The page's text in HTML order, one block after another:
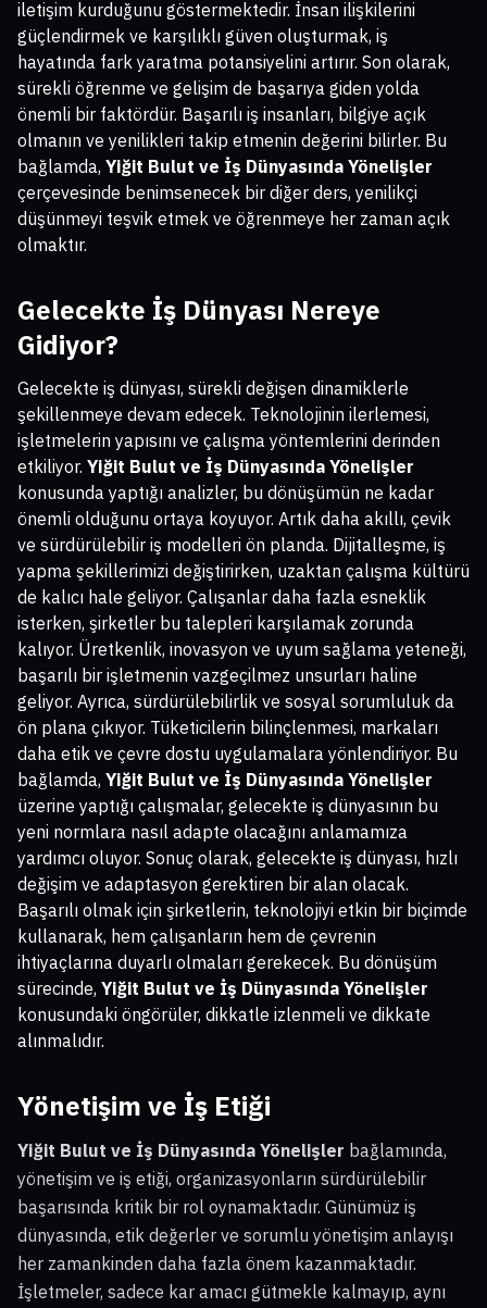
iletişim kurduğunu göstermektedir. İnsan ilişkilerini
güçlendirmek ve karşılıklı güven oluşturmak, iş
hayatında fark yaratma potansiyelini artırır. Son olarak,
sürekli öğrenme ve gelişim de başarıya giden yolda
önemli bir faktördür. Başarılı iş insanları, bilgiye açık
olmanın ve yenilikleri takip etmenin değerini bilirler. Bu
bağlamda, Yiğit Bulut ve İş Dünyasında Yönelişler
çerçevesinde benimsenecek bir diğer ders, yenilikçi
düşünmeyi teşvik etmek ve öğrenmeye her zaman açık
olmaktır.
Gelecekte İş Dünyası Nereye
Gidiyor?
Gelecekte iş dünyası, sürekli değişen dinamiklerle
şekillenmeye devam edecek. Teknolojinin ilerlemesi,
işletmelerin yapısını ve çalışma yöntemlerini derinden
etkiliyor. Yiğit Bulut ve İş Dünyasında Yönelişler
konusunda yaptığı analizler, bu dönüşümün ne kadar
önemli olduğunu ortaya koyuyor. Artık daha akıllı, çevik
ve sürdürülebilir iş modelleri ön planda. Dijitalleşme, iş
yapma şekillerimizi değiştirirken, uzaktan çalışma kültürü
de kalıcı hale geliyor. Çalışanlar daha fazla esneklik
isterken, şirketler bu talepleri karşılamak zorunda
kalıyor. Üretkenlik, inovasyon ve uyum sağlama yeteneği,
başarılı bir işletmenin vazgeçilmez unsurları haline
geliyor. Ayrıca, sürdürülebilirlik ve sosyal sorumluluk da
ön plana çıkıyor. Tüketicilerin bilinçlenmesi, markaları
daha etik ve çevre dostu uygulamalara yönlendiriyor. Bu
bağlamda, Yiğit Bulut ve İş Dünyasında Yönelişler
üzerine yaptığı çalışmalar, gelecekte iş dünyasının bu
yeni normlara nasıl adapte olacağını anlamamıza
yardımcı oluyor. Sonuç olarak, gelecekte iş dünyası, hızlı
değişim ve adaptasyon gerektiren bir alan olacak.
Başarılı olmak için şirketlerin, teknolojiyi etkin bir biçimde
kullanarak, hem çalışanların hem de çevrenin
ihtiyaçlarına duyarlı olmaları gerekecek. Bu dönüşüm
sürecinde, Yiğit Bulut ve İş Dünyasında Yönelişler
konusundaki öngörüler, dikkatle izlenmeli ve dikkate
alınmalıdır.
Yönetişim ve İş Etiği
Yiğit Bulut ve İş Dünyasında Yönelişler bağlamında,
yönetişim ve iş etiği, organizasyonların sürdürülebilir
başarısında kritik bir rol oynamaktadır. Günümüz iş
dünyasında, etik değerler ve sorumlu yönetişim anlayışı
her zamankinden daha fazla önem kazanmaktadır.
İşletmeler, sadece kar amacı gütmekle kalmayıp, aynı